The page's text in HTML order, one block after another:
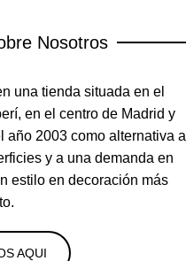
Nosotros
una tienda situada en el
en el centro de Madrid y
año 2003 como alternativa a
y a una demanda en
estilo en decoración más
AQUI